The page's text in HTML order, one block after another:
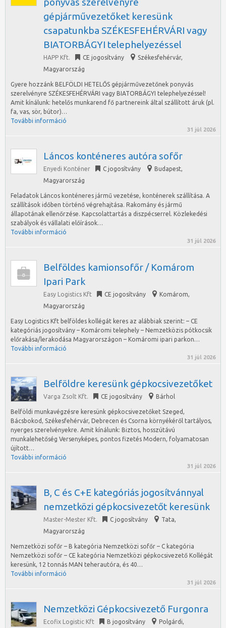
gépjárművezetőket keresünk
csapatunkba SZÉKESFEHÉRVÁRI vagy
BIATORBÁGYI telephelyezéssel
HAPP Kft. CE jogosítvány Székesfehérvár,
Magyarország
Gyere hozzánk BELFÖLDI HETELŐS gépjárművezetőnek ponyvás
szerelvényre SZÉKESFEHÉRVÁRI vagy BIATORBÁGYI telephelyezéssel!
Amit kínálunk: hetelős munkarend fő partnereink által szállított áruk (pl.
fa, vas, sör, bútor)…
További információ
31 júl 2026
Láncos konténeres autóra sofőr
Enyedi Konténer C jogosítvány Budapest,
Magyarország
Feladatok Láncos konténeres jármű vezetése, konténerek szállítása. A
szállítások időben történő végrehajtása. Rakomány és jármű
állapotának ellenőrzése. Kapcsolattartás a diszpécserrel. Közlekedési
szabályok és vállalati előírások…
További információ
31 júl 2026
Belföldes kamionsofőr / Komárom
Ipari Park
Easy Logistics Kft CE jogosítvány Komárom,
Magyarország
Easy Logistics Kft belföldes kollégát keres az alábbiak szerint: – CE
kategóriás jogosítvány – Komáromi telephely – Nemzetközis pótkocsik
előrakása/lerakodása Magyarországon – Komáromi ipari parkon…
További információ
31 júl 2026
Belföldre keresünk gépkocsivezetőket
Varga Zsolt Kft. CE jogosítvány Bárhol
Belföldi munkavégzésre keresünk gépkocsivezetőket Szeged,
Bácsbokod, Székesfehérvár, Debrecen és Csorna környékéről tartályos,
nyerges szerelvényekre. Amit kínálunk: Biztos, hosszútávú
munkalehetőség Versenyképes, pontos fizetés Modern, folyamatosan
újított…
További információ
31 júl 2026
B, C és C+E kategóriás jogosítvánnyal
nemzetközi gépkocsivezetőt keresünk
Master-Mester Kft. C jogosítvány Tata,
Magyarország
Nemzetközi sofőr – B kategória Nemzetközi sofőr – C kategória
Nemzetközi sofőr – CE kategória Nemzetközi gépkocsivezető Kollégát
keresünk, 12 tonnás MAN teherautóra, és 40…
További információ
31 júl 2026
Nemzetközi Gépkocsivezető Furgonra
Ecofix Logistic Kft B jogosítvány Polgárdi,